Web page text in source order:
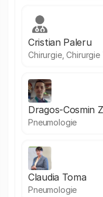
Cristian Paleru
Chirurgie, Chirurgie
Dragos-Cosmin
Pneumologie
Claudia Toma
Pneumologie